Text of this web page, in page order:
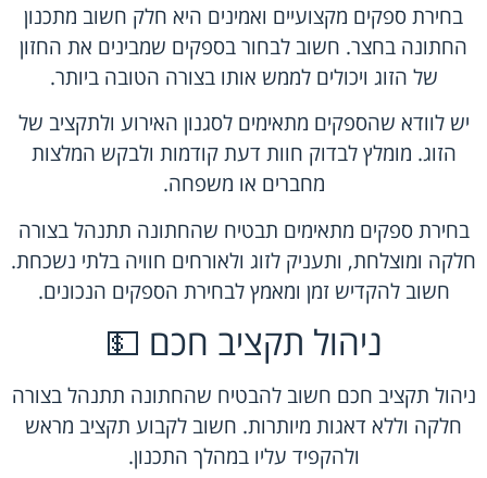
בחירת ספקים מקצועיים ואמינים היא חלק חשוב מתכנון
החתונה בחצר. חשוב לבחור בספקים שמבינים את החזון
של הזוג ויכולים לממש אותו בצורה הטובה ביותר.
יש לוודא שהספקים מתאימים לסגנון האירוע ולתקציב של
הזוג. מומלץ לבדוק חוות דעת קודמות ולבקש המלצות
מחברים או משפחה.
בחירת ספקים מתאימים תבטיח שהחתונה תתנהל בצורה
חלקה ומוצלחת, ותעניק לזוג ולאורחים חוויה בלתי נשכחת.
חשוב להקדיש זמן ומאמץ לבחירת הספקים הנכונים.
ניהול תקציב חכם 💵
ניהול תקציב חכם חשוב להבטיח שהחתונה תתנהל בצורה
חלקה וללא דאגות מיותרות. חשוב לקבוע תקציב מראש
ולהקפיד עליו במהלך התכנון.